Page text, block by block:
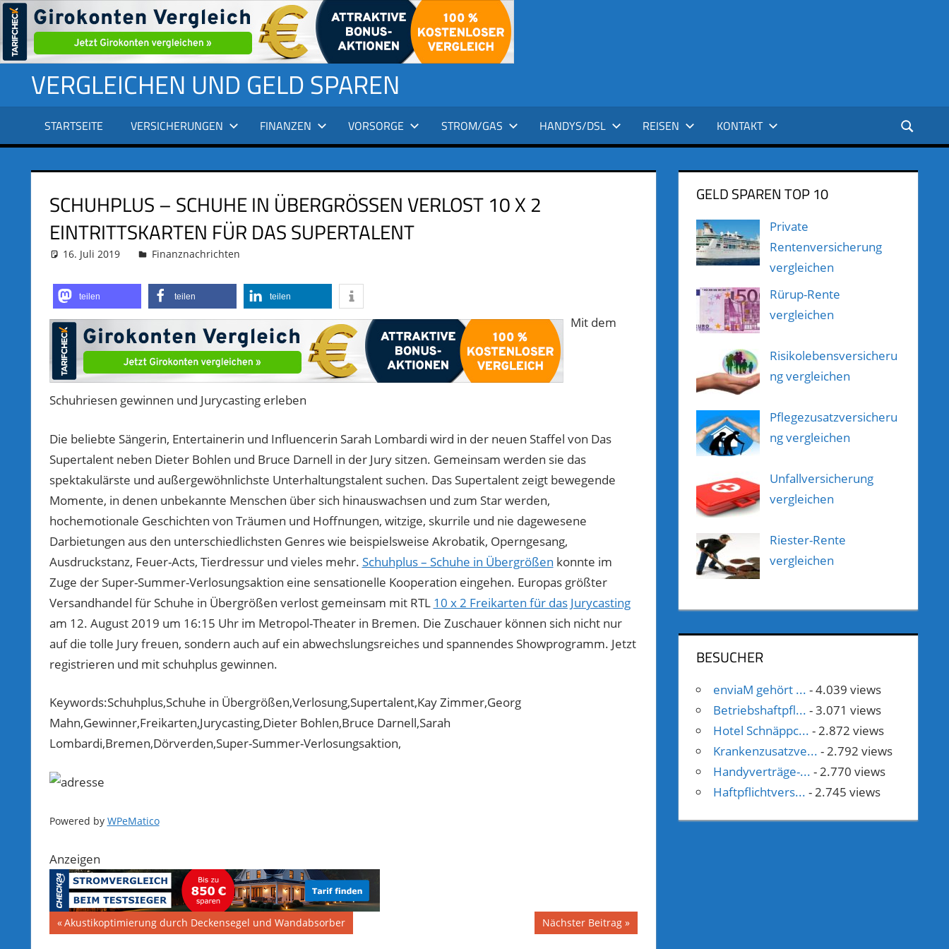
VERGLEICHEN UND GELD SPAREN
STARTSEITE VERSICHERUNGEN FINANZEN VORSORGE STROM/GAS HANDYS/DSL REISEN KONTAKT
SCHUHPLUS – SCHUHE IN ÜBERGRÖSSEN VERLOST 10 X 2 E
INTRITTSKARTEN FÜR DAS SUPERTALENT
16. Juli 2019 adminus
Finanznachrichten
teilen teilen teilen
Mit dem
Schuhriesen gewinnen und Jurycasting erleben
Die beliebte Sängerin, Entertainerin und Influencerin Sarah Lombardi wird in der neuen Staffel von Das
Supertalent neben Dieter Bohlen und Bruce Darnell in der Jury sitzen. Gemeinsam werden sie das
spektakulärste und außergewöhnlichste Unterhaltungstalent suchen. Das Supertalent zeigt bewegende
Momente, in denen unbekannte Menschen über sich hinauswachsen und zum Star werden,
hochemotionale Geschichten von Träumen und Hoffnungen, witzige, skurrile und nie dagewesene
Darbietungen aus den unterschiedlichsten Genres wie beispielsweise Akrobatik, Operngesang,
Ausdruckstanz, Feuer-Acts, Tierdressur und vieles mehr. Schuhplus – Schuhe in Übergrößen konnte im
Zuge der Super-Summer-Verlosungsaktion eine sensationelle Kooperation eingehen. Europas größter
Versandhandel für Schuhe in Übergrößen verlost gemeinsam mit RTL 10 x 2 Freikarten für das Jurycasting
am 12. August 2019 um 16:15 Uhr im Metropol-Theater in Bremen. Die Zuschauer können sich nicht nur
auf die tolle Jury freuen, sondern auch auf ein abwechslungsreiches und spannendes Showprogramm. Jetzt
registrieren und mit schuhplus gewinnen.
Keywords:Schuhplus,Schuhe in Übergrößen,Verlosung,Supertalent,Kay Zimmer,Georg
Mahn,Gewinner,Freikarten,Jurycasting,Dieter Bohlen,Bruce Darnell,Sarah
Lombardi,Bremen,Dörverden,Super-Summer-Verlosungsaktion,
Powered by WPeMatico
Anzeigen
Beitragsnavigation
Vorheriger
Beitrag:
Akustikoptimierung durch Deckensegel und Wandabsorber
Nächster
Beitrag:
Nächster Beitrag
GELD SPAREN TOP 10
Private
Rentenversicherung
vergleichen
Rürup-Rente
vergleichen
Risikolebensversicheru
ng vergleichen
Pflegezusatzversicheru
ng vergleichen
Unfallversicherung
vergleichen
Riester-Rente
vergleichen
BESUCHER
enviaM gehört ... - 4.039 views
Betriebshaftpfl... - 3.071 views
Hotel Schnäppc... - 2.872 views
Krankenzusatzve... - 2.792 views
Handyverträge-... - 2.770 views
Haftpflichtvers... - 2.745 views